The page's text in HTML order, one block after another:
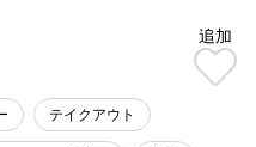
追加
テイクアウト